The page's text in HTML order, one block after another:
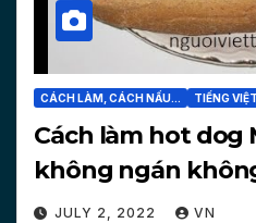
CÁCH LÀM, CÁCH NẤU... TIẾNG VIỆT
Cách làm hot dog
không ngán
JULY 2, 2022 VN